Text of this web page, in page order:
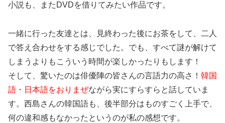
小説も、またDVDを借りてみたい作品です。
一緒に行った友達とは、見終わった後にお茶をして、二人
で答え合わせをする感じでした。でも、すべて謎が解けて
しまうよりもこういう時間が楽しかったりもします！
そして、驚いたのは俳優陣の皆さんの言語力の高さ！ 韓国
語・日本語をおりまぜながら実にすらすらと話していま
す。西島さんの韓国語も、後半部分はものすごく上手で、
何の違和感もなかったというのが私の感想です。